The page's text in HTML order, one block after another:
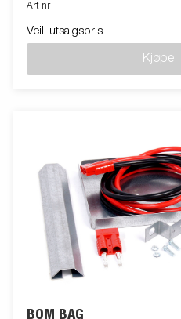
Art nr
Veil. utsalgspris
Kjøpe
BOM BAG